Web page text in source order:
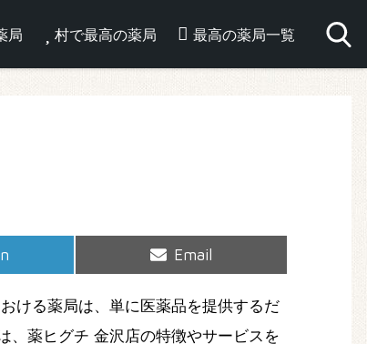
局 村で最高の薬局 最高の薬局一覧
Share
Email
ける薬局は、単に医薬品を提供するだ
、薬ヒグチ 金沢店の特徴やサービスを